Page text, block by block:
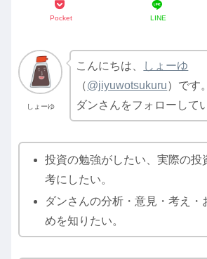
Pocket LINE
しょーゆ
こんにちは、
しょーゆ
（@jiyuwotsukuru）です
ダンさんをフォローして
投資の勉強がしたい、実際の投
考にしたい。
ダンさんの分析・意見・考え・
めを知りたい。